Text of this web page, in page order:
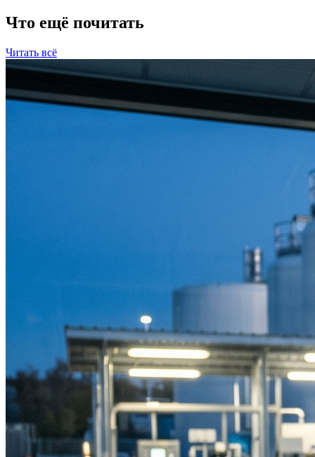
Что ещё почитать
Читать всё